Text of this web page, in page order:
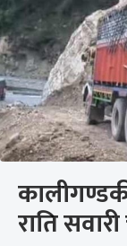
राति